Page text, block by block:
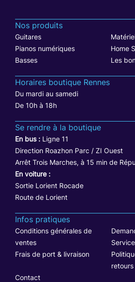
Nos produits
Guitares
Pianos numériques
Home
Basses
Les
Horaires boutique Rennes
Du mardi au samedi
De 10h à 18h
Se rendre à la boutique
En bus : Ligne 11
Direction Roazhon Parc / ZI Ouest
Arrêt Trois Marches, à 15 min de
En voiture :
Sortie Lorient Rocade
Route de Lorient
Infos pratiques
Conditions générales de
ventes
Frais de port & livraison
retours
Contact